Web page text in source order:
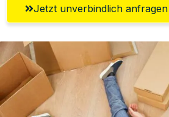
Jetzt unverbindlich anfragen